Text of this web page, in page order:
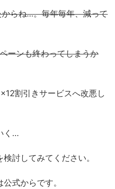
らね…。毎年毎年、減って
ーンも終わってしまうか
割引きサービスへ改悪し
く…
討してみてください。
式からです。